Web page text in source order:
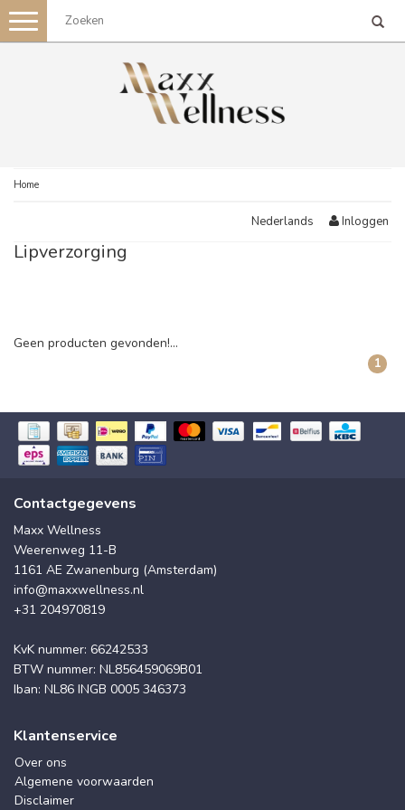
Toggle
navigation
Home
Nederlands Inloggen
Lipverzorging
Geen producten gevonden!...
1
Contactgegevens
Maxx Wellness
Weerenweg 11-B
1161 AE Zwanenburg (Amsterdam)
info@maxxwellness.nl
+31 204970819
KvK nummer: 66242533
BTW nummer: NL856459069B01
Iban: NL86 INGB 0005 346373
Klantenservice
Over ons
Algemene voorwaarden
Disclaimer